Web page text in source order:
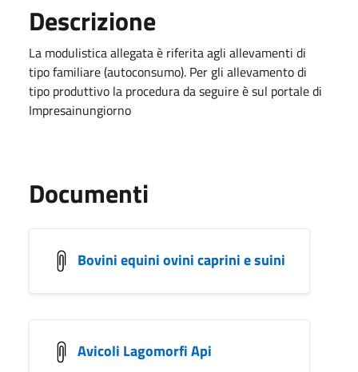
Descrizione
La modulistica allegata è riferita agli allevamenti di
tipo familiare (autoconsumo). Per gli allevamento di
tipo produttivo la procedura da seguire è sul portale di
Impresainungiorno
Documenti
Bovini equini ovini caprini e suini
Avicoli Lagomorfi Api